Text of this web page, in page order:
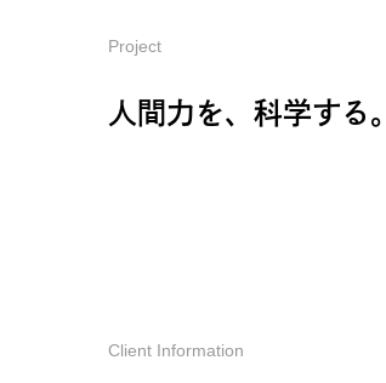
Project
人間力を、科学する。
Client Information